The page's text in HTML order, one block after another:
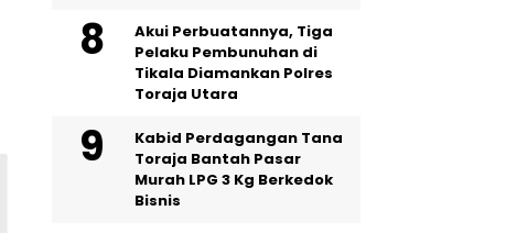
Akui Perbuatannya, Tiga
Pelaku Pembunuhan di
Tikala Diamankan Polres
Toraja Utara
Kabid Perdagangan Tana
Toraja Bantah Pasar
Murah LPG 3 Kg Berkedok
Bisnis